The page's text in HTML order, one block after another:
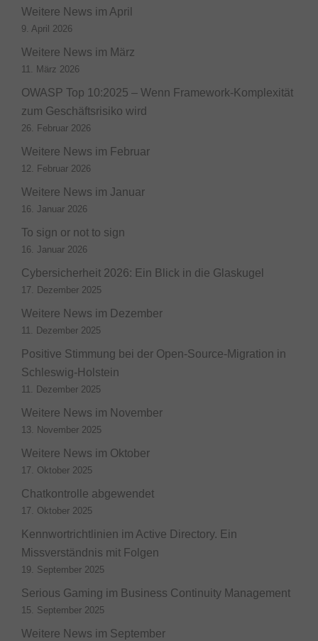
Weitere News im April
9. April 2026
Weitere News im März
11. März 2026
OWASP Top 10:2025 – Wenn Framework-Komplexität
zum Geschäftsrisiko wird
26. Februar 2026
Weitere News im Februar
12. Februar 2026
Weitere News im Januar
16. Januar 2026
To sign or not to sign
16. Januar 2026
Cybersicherheit 2026: Ein Blick in die Glaskugel
17. Dezember 2025
Weitere News im Dezember
11. Dezember 2025
Positive Stimmung bei der Open-Source-Migration in
Schleswig-Holstein
11. Dezember 2025
Weitere News im November
13. November 2025
Weitere News im Oktober
17. Oktober 2025
Chatkontrolle abgewendet
17. Oktober 2025
Kennwortrichtlinien im Active Directory. Ein
Missverständnis mit Folgen
19. September 2025
Serious Gaming im Business Continuity Management
15. September 2025
Weitere News im September